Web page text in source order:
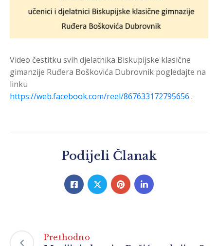
Video čestitku svih djelatnika Biskupijske klasične
gimanzije Ruđera Boškovića Dubrovnik pogledajte na
linku
https://web.facebook.com/reel/867633172795656 .
Podijeli Članak
Prethodno